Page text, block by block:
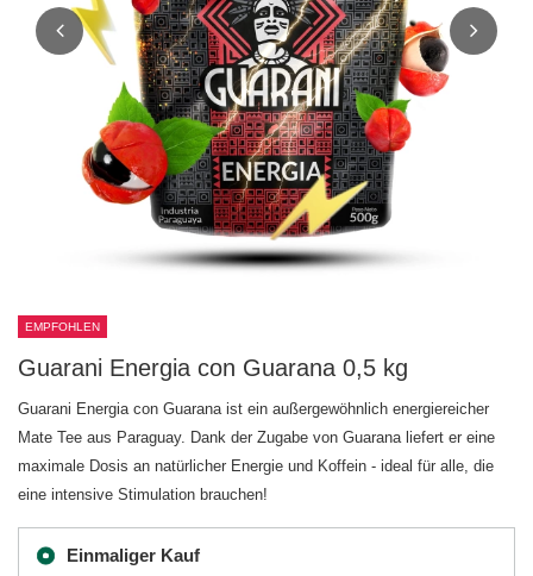
EMPFOHLEN
Guarani Energia con Guarana 0,5 kg
Guarani Energia con Guarana ist ein außergewöhnlich energiereicher
Mate Tee aus Paraguay. Dank der Zugabe von Guarana liefert er eine
maximale Dosis an natürlicher Energie und Koffein - ideal für alle, die
eine intensive Stimulation brauchen!
Einmaliger Kauf